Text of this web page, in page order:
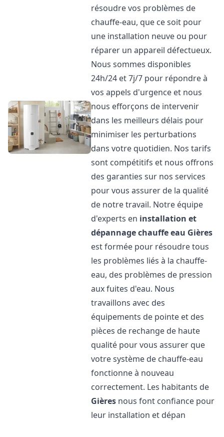
résoudre vos problèmes de
chauffe-eau, que ce soit pour
une installation neuve ou pour
réparer un appareil défectueux.
Nous sommes disponibles
24h/24 et 7j/7 pour répondre à
vos appels d'urgence et nous
nous efforçons de intervenir
dans les meilleurs délais pour
minimiser les perturbations
dans votre quotidien. Nos tarifs
sont compétitifs et nous offrons
des garanties sur nos services
pour vous assurer de la qualité
de notre travail. Notre équipe
d'experts en installation et
dépannage chauffe eau Gières
est formée pour résoudre tous
les problèmes liés à la chauffe-
eau, des problèmes de pression
aux fuites d'eau. Nous
travaillons avec des
équipements de pointe et des
pièces de rechange de haute
qualité pour vous assurer que
votre système de chauffe-eau
fonctionne à nouveau
correctement. Les habitants de
Gières nous font confiance pour
leur installation et dépan